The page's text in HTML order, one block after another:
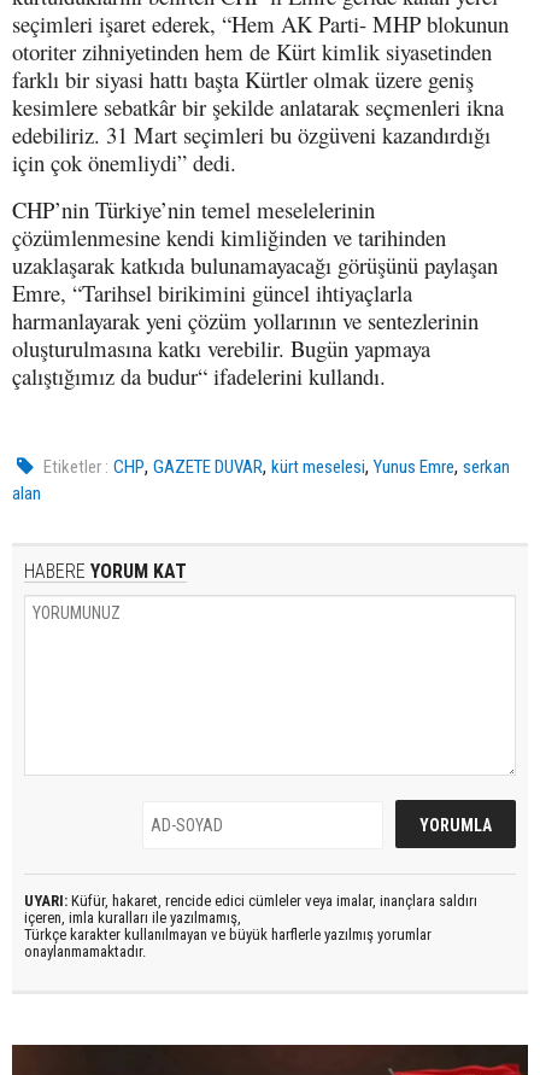
seçimleri işaret ederek, “Hem AK Parti- MHP blokunun
otoriter zihniyetinden hem de Kürt kimlik siyasetinden
farklı bir siyasi hattı başta Kürtler olmak üzere geniş
kesimlere sebatkâr bir şekilde anlatarak seçmenleri ikna
edebiliriz. 31 Mart seçimleri bu özgüveni kazandırdığı
için çok önemliydi” dedi.
CHP’nin Türkiye’nin temel meselelerinin
çözümlenmesine kendi kimliğinden ve tarihinden
uzaklaşarak katkıda bulunamayacağı görüşünü paylaşan
Emre, “Tarihsel birikimini güncel ihtiyaçlarla
harmanlayarak yeni çözüm yollarının ve sentezlerinin
oluşturulmasına katkı verebilir. Bugün yapmaya
çalıştığımız da budur“ ifadelerini kullandı.
Etiketler : CHP,GAZETE DUVAR,kürt meselesi,Yunus Emre,serkan
alan
HABERE YORUM KAT
UYARI: Küfür, hakaret, rencide edici cümleler veya imalar, inançlara saldırı
içeren, imla kuralları ile yazılmamış,
Türkçe karakter kullanılmayan ve büyük harflerle yazılmış yorumlar
onaylanmamaktadır.